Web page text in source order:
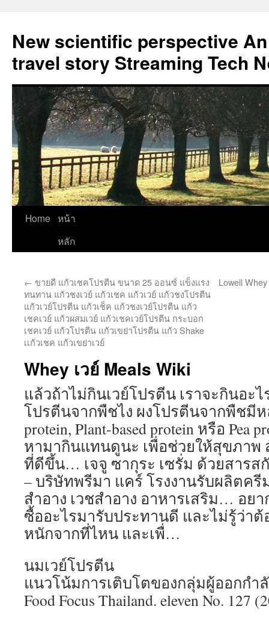
New scientific perspective
travel story Streaming Tech
Skip
Home หน้า
หลัก
← ขายดี แก้วเชคโปรตีน ขนาด 25 ออนซ์ แข็งแรง
ทนทาน แก้วชงเวย์ แก้วเชค แก้วเวย์ แก้วชงโปรตีน
แก้วเวย์โปรตีน แก้วเช็ค แก้วชงเวย์โปรตีน แก้ว
เชคเวย์ แก้วผสมเวย์ แก้วเชคเวย์โปรตีน กระบอก
เชคเวย์ แก้วโปรตีน แก้วเขย่าโปรตีน แก้ว Shake
เเก้วเชค แก้วเขย่าเวย์
Lowell
Whey เวย์ Meals Wiki
แล้วถ้าไม่กินเวย์โปรตีน เราจะกินอะ
โปรตีนจากพืชไง ผงโปรตีนจากพืชมีห
protein, Plant-based protein หรือ Pea
หามากินแทนดูนะ เพื่อช่วยให้สุขภาพ
ที่ดีขึ้น… เจจู ซากุระ เซรั่ม ด้วยสารส
– บริษัทพรีมา แคร์ โรงงานรับผลิตครี
สำอาง เวชสำอาง อาหารเสริม… อย
ซื้ออะไรมารับประทานดี และไม่รู้ว่า
หนักจากที่ไหน และเพื่…
นมเวย์โปรตีน
แนวโน้มการเติบโตของกลุ่มผู้ออกกำ
Food Focus Thailand. eleven No. 127